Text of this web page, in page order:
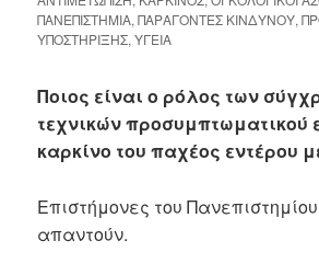
ΠΑΝΕΠΙΣΤΗΜΙΑ,ΠΑΡΑΓΟΝΤΕΣ ΚΙΝΔΥΝΟΥ,
ΥΠΟΣΤΗΡΙΞΗΣ,ΥΓΕΙΑ
Ποιος είναι ο ρόλος των
τεχνικών προσυμπτωματικού
καρκίνο του παχέος εντέρου
Επιστήμονες του
απαντούν.